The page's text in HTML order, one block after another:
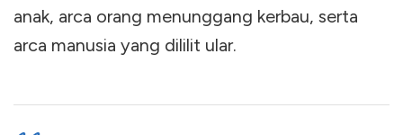
anak, arca orang menunggang kerbau, serta
arca manusia yang dililit ular.